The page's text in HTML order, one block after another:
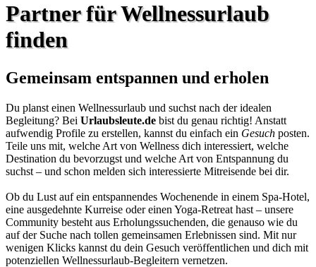
Partner für Wellnessurlaub
finden
Gemeinsam entspannen und erholen
Du planst einen Wellnessurlaub und suchst nach der idealen
Begleitung? Bei Urlaubsleute.de bist du genau richtig! Anstatt
aufwendig Profile zu erstellen, kannst du einfach ein Gesuch posten.
Teile uns mit, welche Art von Wellness dich interessiert, welche
Destination du bevorzugst und welche Art von Entspannung du
suchst – und schon melden sich interessierte Mitreisende bei dir.
Ob du Lust auf ein entspannendes Wochenende in einem Spa-Hotel,
eine ausgedehnte Kurreise oder einen Yoga-Retreat hast – unsere
Community besteht aus Erholungssuchenden, die genauso wie du
auf der Suche nach tollen gemeinsamen Erlebnissen sind. Mit nur
wenigen Klicks kannst du dein Gesuch veröffentlichen und dich mit
potenziellen Wellnessurlaub-Begleitern vernetzen.